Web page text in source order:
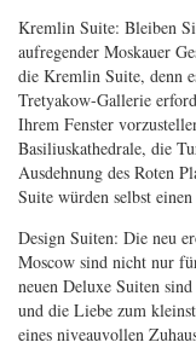
Kremlin Suite: Bleiben
aufregender Moskauer
die Kremlin Suite, denn
Tretyakow-Gallerie
Ihrem Fenster
Basiliuskathedrale, die
Ausdehnung des Roten
Suite würden selbst
Design Suiten: Die neu
Moscow sind nicht nur
neuen Deluxe Suiten
und die Liebe zum
eines niveauvollen